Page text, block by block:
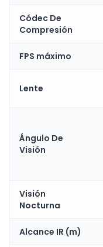
Códec De
Compresión
FPS máximo
Lente
Ángulo De
Visión
Visión
Nocturna
Alcance IR (m)